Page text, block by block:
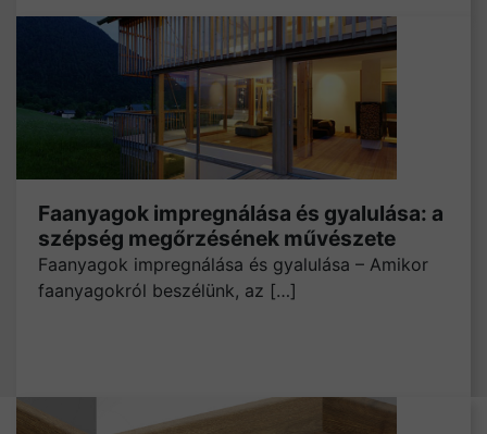
Faanyagok impregnálása és gyalulása: a
szépség megőrzésének művészete
Faanyagok impregnálása és gyalulása – Amikor
faanyagokról beszélünk, az […]